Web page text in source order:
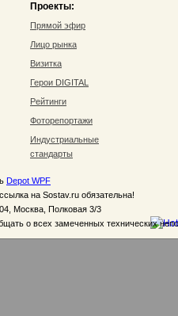
Проекты:
Прямой эфир
Лицо рынка
Визитка
Герои DIGITAL
Рейтинги
Фоторепортажи
Индустриальные
стандарты
Depot WPF
на Sostav.ru обязательна!
Москва, Полковая 3/3
о всех замеченных технических